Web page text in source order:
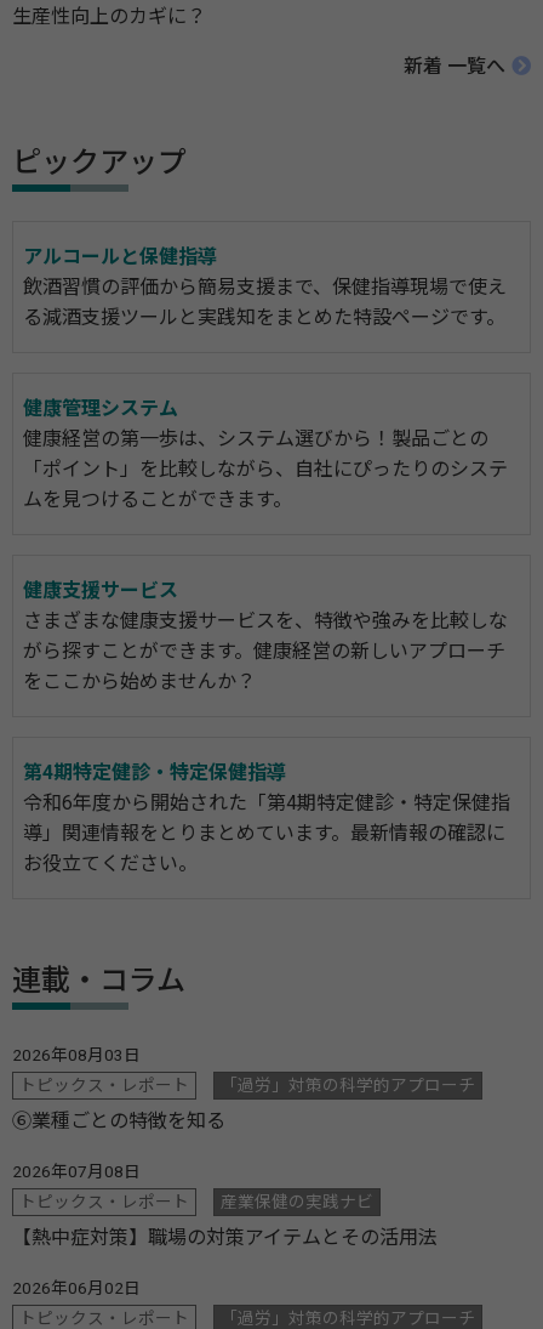
生産性向上のカギに？
新着 一覧へ
ピックアップ
アルコールと保健指導
飲酒習慣の評価から簡易支援まで、保健指導現場で使え
る減酒支援ツールと実践知をまとめた特設ページです。
健康管理システム
健康経営の第一歩は、システム選びから！製品ごとの
「ポイント」を比較しながら、自社にぴったりのシステ
ムを見つけることができます。
健康支援サービス
さまざまな健康支援サービスを、特徴や強みを比較しな
がら探すことができます。健康経営の新しいアプローチ
をここから始めませんか？
第4期特定健診・特定保健指導
令和6年度から開始された「第4期特定健診・特定保健指
導」関連情報をとりまとめています。最新情報の確認に
お役立てください。
連載・コラム
2026年08月03日
トピックス・レポート
「過労」対策の科学的アプローチ
⑥業種ごとの特徴を知る
2026年07月08日
トピックス・レポート
産業保健の実践ナビ
【熱中症対策】職場の対策アイテムとその活用法
2026年06月02日
トピックス・レポート
「過労」対策の科学的アプローチ